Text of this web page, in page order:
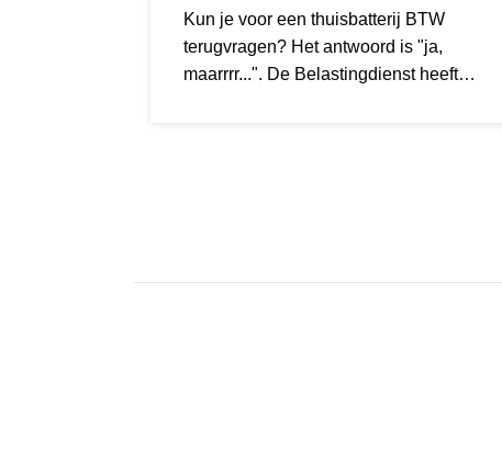
Kun je voor een thuisbatterij BTW
terugvragen? Het antwoord is "ja,
maarrrr...". De Belastingdienst heeft